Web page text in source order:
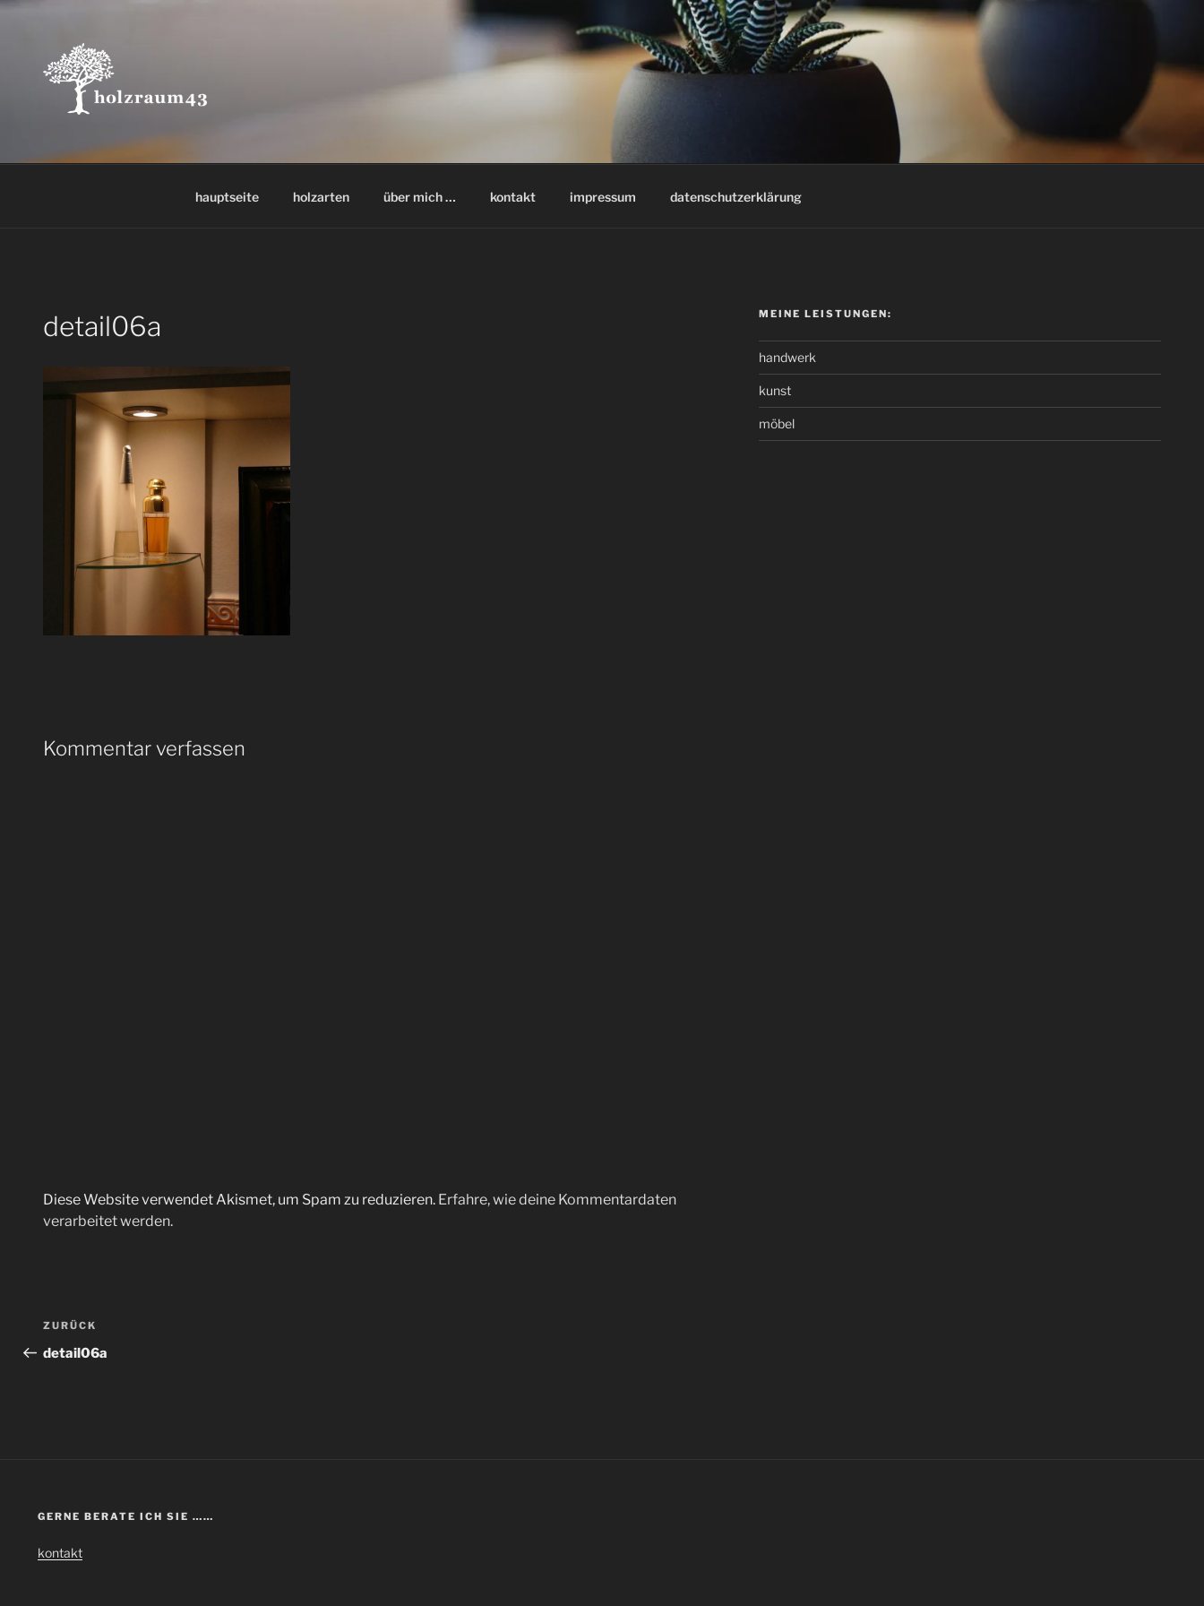
Zum
hauptseite holzarten über mich … kontakt impressum datenschutzerklärung
detail06a
Kommentar verfassen
Diese Website verwendet Akismet, um Spam zu reduzieren. Erfahre, wie deine Kommentardaten
verarbeitet werden.
Beitragsnavigation
Vorheriger
Beitrag
ZURÜCK
detail06a
MEINE LEISTUNGEN:
handwerk
kunst
möbel
GERNE BERATE ICH SIE ……
kontakt